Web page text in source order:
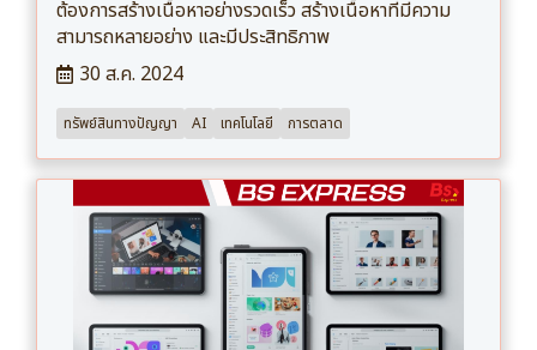
ต้องการสร้างเนื้อหาอย่างรวดเร็ว สร้างเนื้อหาที่มีความ
สามารถหลายอย่าง และมีประสิทธิภาพ
30 ส.ค. 2024
ทรัพย์สินทางปัญญา AI เทคโนโลยี การตลาด